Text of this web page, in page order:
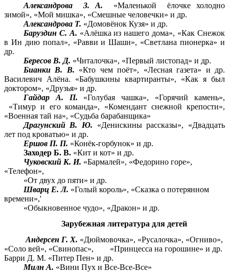
Александрова 3. А. «Маленькой ёлочке холодно
зимой», «Мой мишка», «Смешные человечки» и др.
Александрова Т. «Домовёнок Кузя» и др.
Баруздин С. А. «Алёшка из нашего дома», «Как Снежок
в Ин дию попал», «Равви и Шаши», «Светлана пионерка» и
др.
Бересов В. Д. «Читалочка», «Первый листопад» и др.
Бианки В. В. «Кто чем поёт», «Лесная газета» и др.
Василевич Алёна. «Бабушкины квартиранты», «Как я был
доктором», «Друзья» и др.
Гайдар А. П. «Голубая чашка», «Горячий камень»,
«Тимур и его команда», «Комендант снежной крепости»,
«Военная тай на», «Судьба барабанщика»
Драгунский В. Ю. «Денискины рассказы», «Двадцать
лет под кроватью» и др.
Ершов П. П. «Конёк-горбунок» и др.
Заходер Б. В.«Кит и кот» и др.
Чуковский К. И. «Бармалей», «Федорино горе»,
«Телефон»,
«От двух до пяти» и др.
Шварц Е. Л. «Голый король», «Сказка о потерянном
времени»,'
«Обыкновенное чудо», «Дракон» и др.
Зарубежная литература для детей
Андерсен Г. X. «Дюймовочка», «Русалочка», «Огниво»,
«Соло вей», «Свинопас», «Принцесса на горошине» и др.
Барри Д. М. «Питер Пен» и др.
Милн А. «Вини Пух и Все-Все-Все»